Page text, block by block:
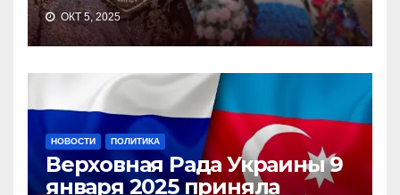
ОКТ 5, 2025
НОВОСТИ ПОЛИТИКА
Верховная Рада Украины 9
января 2025 приняла